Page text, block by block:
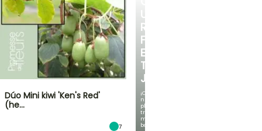
UN
RINCÓN
FRESCO
EN
TU
JARDÍN
¡Con
nuestras
plantas
trepadoras
más
bonitas!
Dúo Mini kiwi 'Ken's Red'
(he…
7